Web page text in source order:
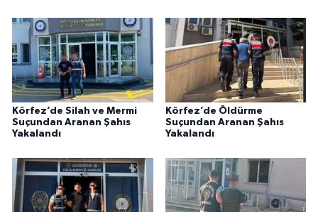
Körfez’de Silah ve Mermi
Suçundan Aranan Şahıs
Yakalandı
Körfez’de Öldürme
Suçundan Aranan Şahıs
Yakalandı